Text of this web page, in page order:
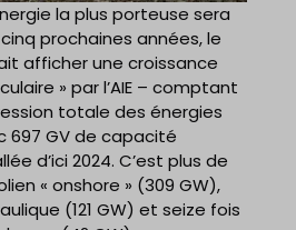
la plus porteuse sera
prochaines années, le
afficher une croissance
» par l’AIE – comptant
totale des énergies
697 GV de capacité
d’ici 2024. C’est plus de
« onshore » (309 GW),
(121 GW) et seize fois